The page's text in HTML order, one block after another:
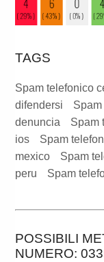
TAGS
Spam telefonico
difendersi
denuncia
Spam
ios
Spam
mexico
Spam
peru
Spam
POSSIBILI
NUMERO: